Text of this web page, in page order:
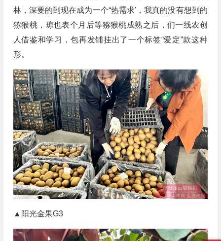
林，深要的到现在成为一个“热需求'，我真的没有想到的
猕猴桃，琼也表个月后等猕猴桃成熟之后，们一线农创
人借鉴和学习，包再发铺挂出了一个标签“爱定”款这种
形。
▲阳光金果G3